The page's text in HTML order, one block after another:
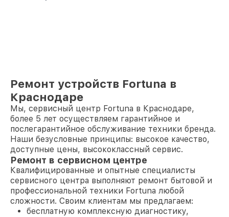
Ремонт устройств Fortuna в
Краснодаре
Мы, сервисный центр Fortuna в Краснодаре,
более 5 лет осуществляем гарантийное и
послегарантийное обслуживание техники бренда.
Наши безусловные принципы: высокое качество,
доступные цены, высококлассный сервис.
Ремонт в сервисном центре
Квалифицированные и опытные специалисты
сервисного центра выполняют ремонт бытовой и
профессиональной техники Fortuna любой
сложности. Своим клиентам мы предлагаем:
бесплатную комплексную диагностику,